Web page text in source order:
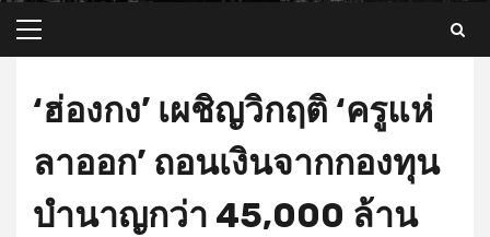
Primary
Menu
‘ฮ่องกง’ เผชิญวิกฤติ ‘ครูแห่
ลาออก’ ถอนเงินจากกองทุน
บำนาญกว่า 45,000 ล้าน